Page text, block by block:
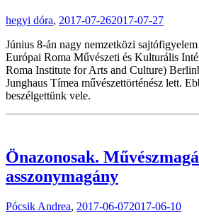
hegyi dóra, 2017-07-262017-07-27
Június 8-án nagy nemzetközi
Európai Roma Művészeti és Kulturális
Roma Institute for Arts and Culture)
Junghaus Tímea művészettörténész lett.
beszélgettünk vele.
Önazonosak.
asszonymagány
Pócsik Andrea, 2017-06-072017-06-10